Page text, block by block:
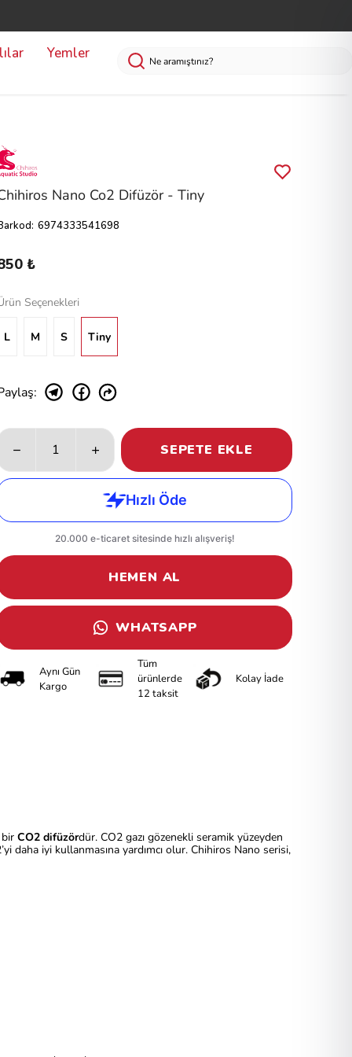
Yemler
Nano Co2 Difüzör - Tiny
: 6974333541698
₺
Seçenekleri
L M S Tiny
:
SEPETE EKLE
HEMEN AL
WHATSAPP
Aynı Gün
Kargo
Tüm
ürünlerde
12 taksit
Kolay İade
CO2 difüzördür. CO2 gazı gözenekli seramik yüzeyden
daha iyi kullanmasına yardımcı olur. Chihiros Nano serisi,